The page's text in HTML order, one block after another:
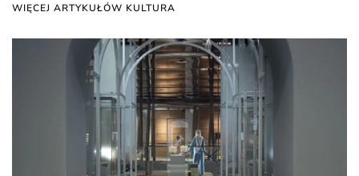
WIĘCEJ ARTYKUŁÓW KULTURA